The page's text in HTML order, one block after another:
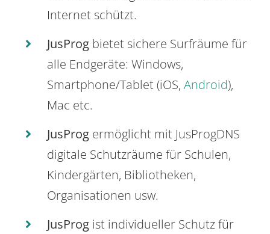
Internet schützt.
JusProg bietet sichere Surfräume für
alle Endgeräte: Windows,
Smartphone/Tablet (iOS, Android),
Mac etc.
JusProg ermöglicht mit JusProgDNS
digitale Schutzräume für Schulen,
Kindergärten, Bibliotheken,
Organisationen usw.
JusProg ist individueller Schutz für